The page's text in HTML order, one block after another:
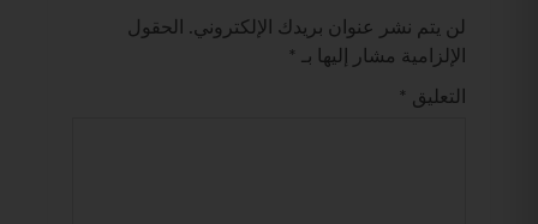
لن يتم نشر عنوان بريدك الإلكتروني.
الحقول
الإلزامية مشار إليها بـ
*
التعليق *